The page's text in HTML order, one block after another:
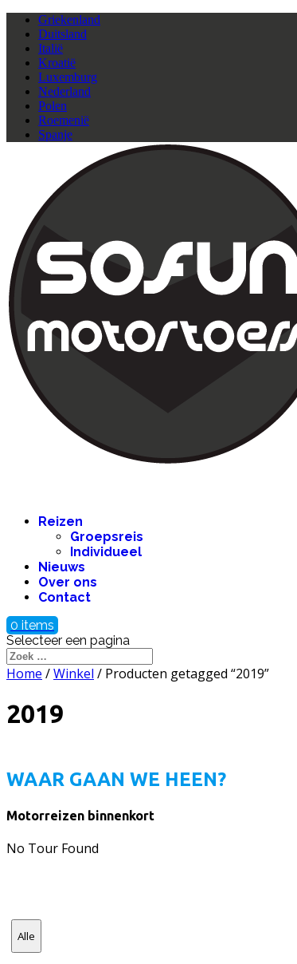
Griekenland
Duitsland
Italië
Kroatië
Luxemburg
Nederland
Polen
Roemenië
Spanje
Reizen
Groepsreis
Individueel
Nieuws
Over ons
Contact
0 items
Selecteer een pagina
Home /Winkel / Producten getagged “2019”
2019
WAAR GAAN WE HEEN?
Motorreizen binnenkort
No Tour Found
Alle